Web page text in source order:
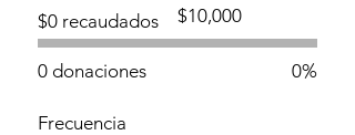
$0 recaudados
Objetivo
de
$10,000
0 donaciones 0%
Frecuencia